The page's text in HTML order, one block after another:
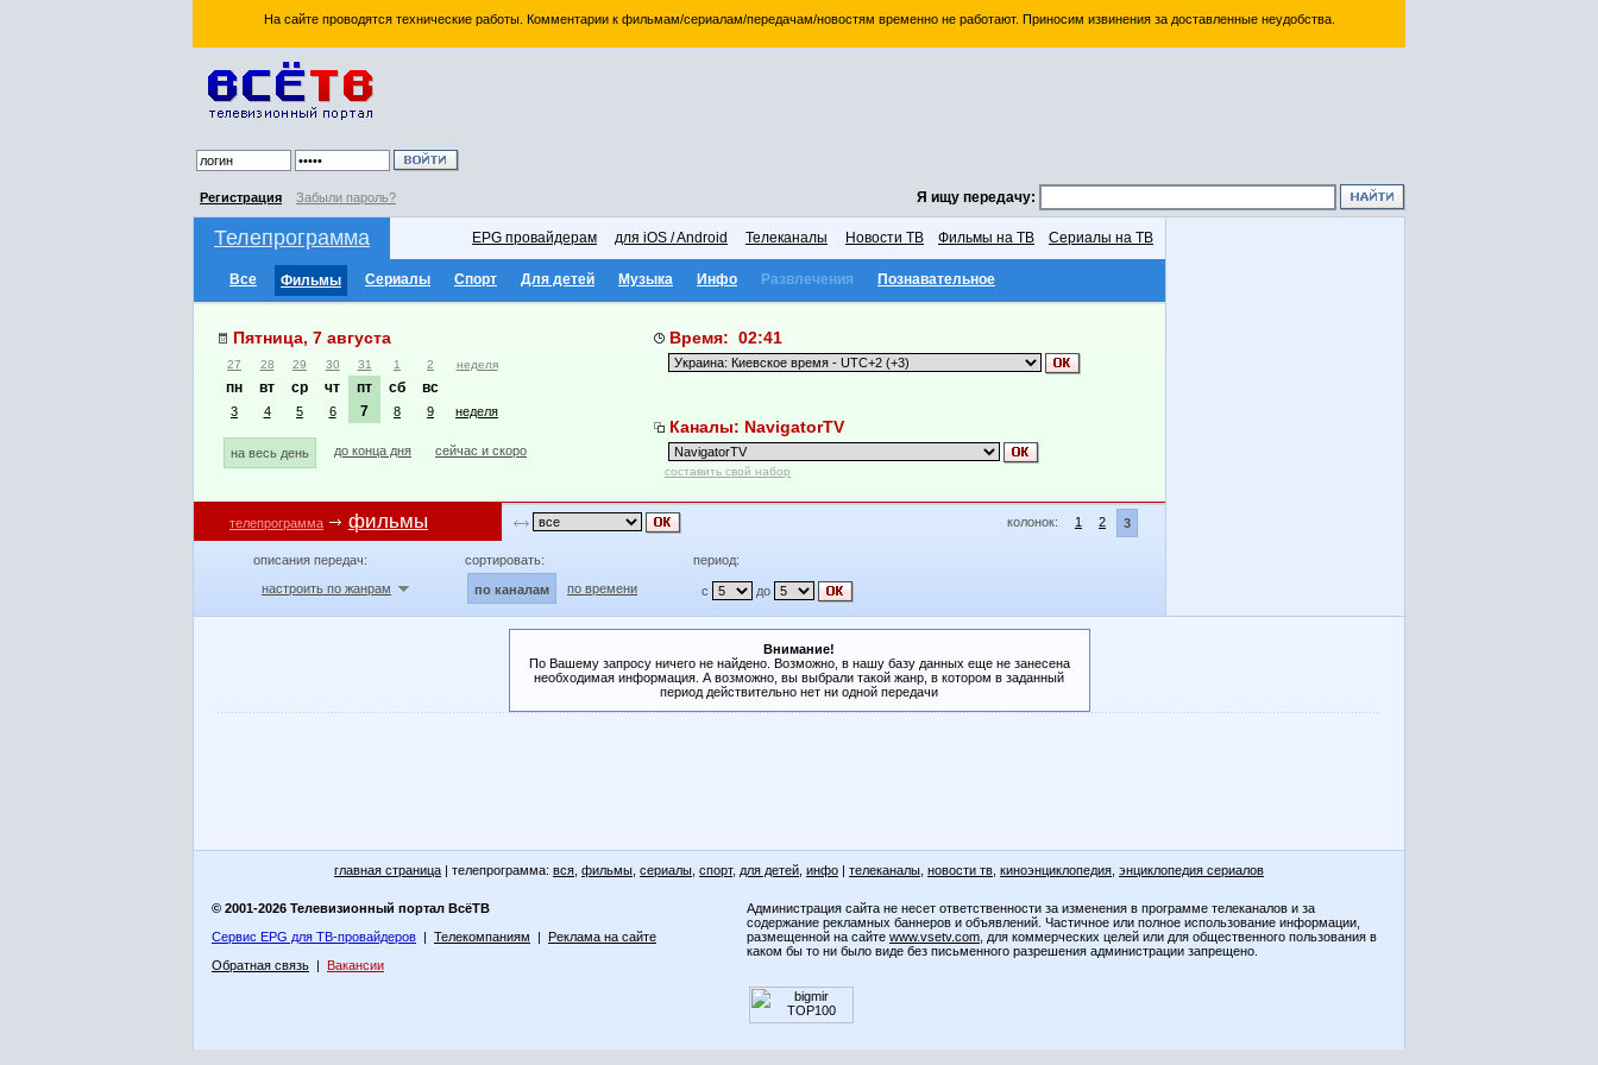
На сайте проводятся технические работы. Комментарии к фильмам/сериалам/передачам/новостям временно не работают. Приносим извинения за доставленные неудобства.
Регистрация Забыли пароль? Я ищу передачу:
Телепрограмма EPG провайдерам для iOS / Android Телеканалы Новости ТВ Фильмы на ТВ Сериалы на ТВ
Все Фильмы Сериалы Спорт Для детей Музыка Инфо Развлечения Познавательное
Пятница, 7 августа
27 28 29 30 31 1 2 неделя
пн вт ср чт пт сб вс
3 4 5 6 7 8 9 неделя
на весь день до конца дня сейчас и скоро
Время: 02:41
Каналы: NavigatorTV
составить свой набор
телепрограмма фильмы колонок: 1 2 3
описания передач:
настроить по жанрам
сортировать:
по каналам по времени
период:
с до
Внимание!
По Вашему запросу ничего не найдено. Возможно, в нашу базу данных еще не занесена
необходимая информация. А возможно, вы выбрали такой жанр, в котором в заданный
период действительно нет ни одной передачи
главная страница | телепрограмма: вся фильмы сериалы спорт, для детей инфо | телеканалы новости тв киноэнциклопедия энциклопедия сериалов
© 2001-2026 Телевизионный портал ВсёТВ
Сервис EPG для ТВ-провайдеров | Телекомпаниям | Реклама на сайте
Обратная связь | Вакансии
Администрация сайта не несет ответственности за изменения в программе телеканалов и за
содержание рекламных баннеров и объявлений. Частичное или полное использование информации,
размещенной на сайте www.vsetv.com , для коммерческих целей или для общественного пользования в
каком бы то ни было виде без письменного разрешения администрации запрещено.